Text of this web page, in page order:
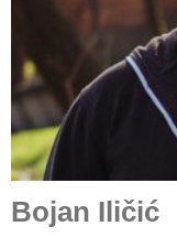
Bojan Iličić